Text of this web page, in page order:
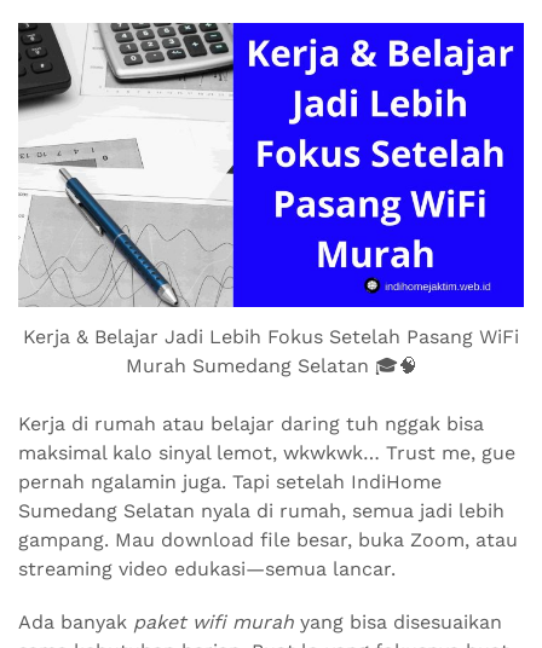
Kerja & Belajar Jadi Lebih Fokus Setelah Pasang WiFi
Murah Sumedang Selatan 🎓🧠
Kerja di rumah atau belajar daring tuh nggak bisa
maksimal kalo sinyal lemot, wkwkwk… Trust me, gue
pernah ngalamin juga. Tapi setelah IndiHome
Sumedang Selatan nyala di rumah, semua jadi lebih
gampang. Mau download file besar, buka Zoom, atau
streaming video edukasi—semua lancar.
Ada banyak paket wifi murah yang bisa disesuaikan